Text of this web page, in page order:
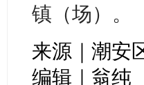
镇（场）。
来源｜潮安
编辑｜翁纯